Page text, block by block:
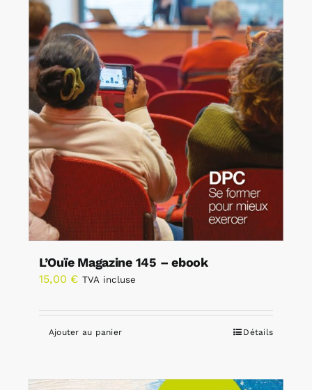
L’Ouïe Magazine 145 – ebook
15,00 € TVA incluse
Ajouter au panier Détails